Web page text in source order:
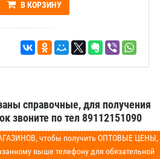
В КОРЗИНУ
справочные, для получения
звоните по тел 89112151090
чтобы получить ОПТОВЫЕ ЦЕНЫ,
выше телефону для обязательной